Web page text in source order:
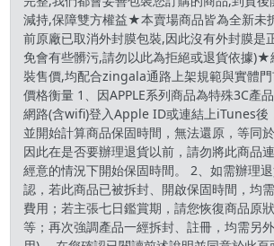
減持,保障雙方權益★本賣場商品皆為全新未
前原廠已取消外封膜包裝,因此沒有外封膜是
免會有些髒污,請勿以此為拒絕或退貨依據)★
裝售價,均配合zingala通路上架規範與實體
價格衡量 1、因APPLE系列商品為特殊3C產
網路(含wifi)登入Apple ID或連結上iTunes後
並開始計算商品保固時間，無法還原，等同
因此在是否要辦理退貨以前，請勿將此商品
經意的情況下開始保固時間。 2、如需辦理
認，若此商品已被拆封、開啟保固時間，均
費用；若主張七日鑑賞期，請您恢復商品原
等；再次強調產品一經拆封、註冊，均需另